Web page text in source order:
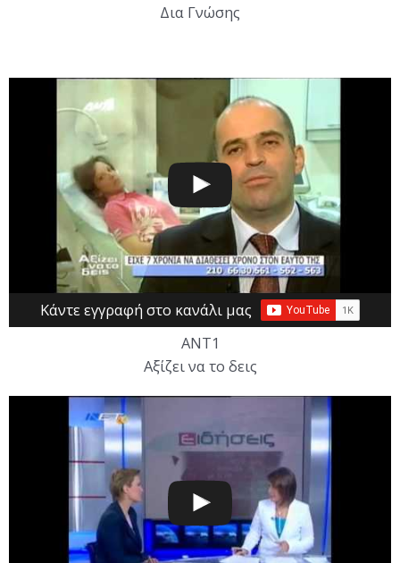
Δια Γνώσης
Κάντε εγγραφή στο κανάλι μας
ΑΝΤ1
Αξίζει να το δεις